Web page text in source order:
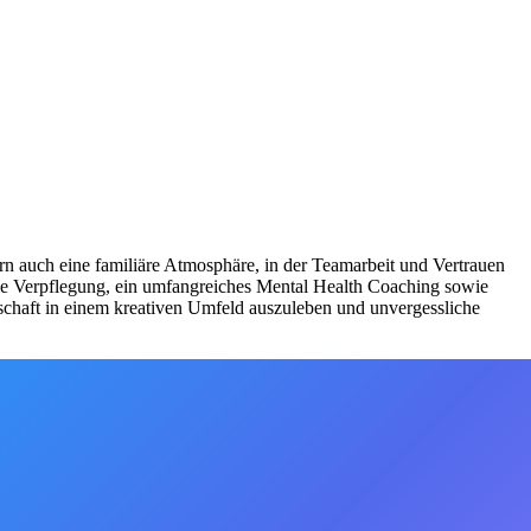
eine familiäre Atmosphäre, in der Teamarbeit und Vertrauen
ein umfangreiches Mental Health Coaching sowie
in einem kreativen Umfeld auszuleben und unvergessliche